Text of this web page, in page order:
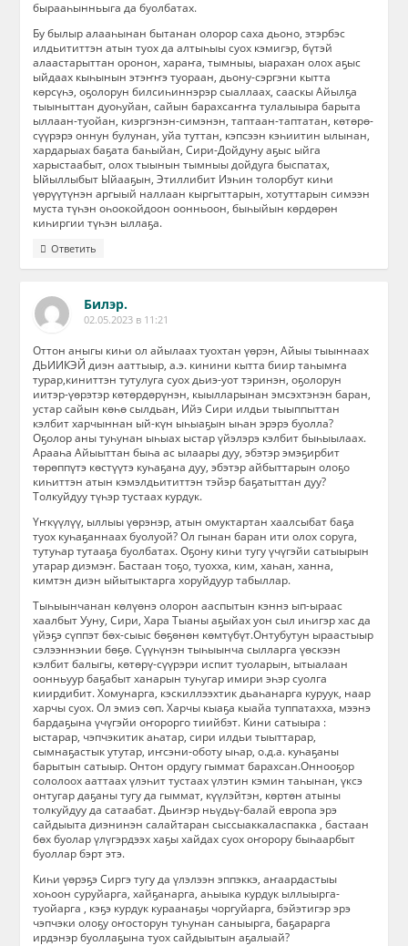
бырааһынньыга да буолбатах.
Бу былыр алааһынан бытанан олорор саха дьоно, этэрбэс
илдьититтэн атын туох да алтыһыы суох кэмигэр, бүтэй
алаастарыттан оронон, хараҥа, тымныы, ыарахан олох аҕыс
ыйдаах кыһынын этэҥҥэ туораан, дьону-сэргэни кытта
көрсүһэ, оҕолорун билсиһиннэрэр сыаллаах, сааскы Айылҕа
тыыныттан дуоһуйан, сайын барахсаҥҥа тулалыыра барыта
ыллаан-туойан, киэргэнэн-симэнэн, таптаан-таптатан, көтөрө-
сүүрэрэ оннун булунан, уйа туттан, кэпсээн кэһиитин ылынан,
хардарыах баҕата баһыйан, Сири-Дойдуну аҕыс ыйга
харыстаабыт, олох тыынын тымныы дойдуга быспатах,
Ыйыллыбыт Ыйааҕын, Этиллибит Иэһин толорбут киһи
үөрүүтүнэн аргыый наллаан кыргыттарын, хотуттарын симээн
муста түһэн оһоокойдоон оонньоон, быһыйын көрдөрөн
киһиргии түһэн ыллаҕа.
Ответить
Билэр.
02.05.2023 в 11:21
Оттон аныгы киһи ол айылаах туохтан үөрэн, Айыы тыыннаах
ДЬИИКЭЙ диэн ааттыыр, а.э. кинини кытта биир таһымҥа
турар,киниттэн тутулуга суох дьиэ-уот тэринэн, оҕолорун
иитэр-үөрэтэр көтөрдөрүнэн, кыылларынан эмсэхтэнэн баран,
устар сайын көһө сылдьан, Ийэ Сири илдьи тыыппыттан
кэлбит харчыннан ый-күн ыһыаҕын ыһан эрэрэ буолла?
Оҕолор аны туһунан ыһыах ыстар үйэлэрэ кэлбит быһыылаах.
Арааһа Айыыттан быһа ас ылаары дуу, эбэтэр эмэҕирбит
төрөппүтэ көстүүтэ куһаҕана дуу, эбэтэр айбыттарын олоҕо
киһиттэн атын кэмэлдьититтэн тэйэр баҕатыттан дуу?
Толкуйдуу түһэр тустаах курдук.
Үҥкүүлүү, ыллыы үөрэнэр, атын омуктартан хаалсыбат баҕа
туох куһаҕаннаах буолуой? Ол гынан баран ити олох соруга,
тутуһар тутааҕа буолбатах. Оҕону киһи тугу үчүгэйи сатыырын
утарар диэмэҥ. Бастаан тоҕо, туохха, ким, хаһан, ханна,
кимтэн диэн ыйытыктарга хоруйдуур табыллар.
Тыһыынчанан көлүөнэ олорон ааспытын кэннэ ып-ыраас
хаалбыт Ууну, Сири, Хара Тыаны аҕыйах уон сыл иһигэр хас да
үйэҕэ сүппэт бөх-сыыс бөҕөнөн көмтүбүт.Онтубутун ыраастыыр
сэлээннэһии бөҕө. Сүүһүнэн тыһыынча сылларга үөскээн
кэлбит балыгы, көтөрү-сүүрэри испит туоларын, ытыалаан
оонньуур баҕабыт ханарын туһугар имири эһэр суолга
киирдибит. Хомунарга, кэскиллээхтик дьаһанарга куруук, наар
харчы суох. Ол эмиэ сөп. Харчы кыаҕа кыайа туппатахха, мээнэ
бардаҕына үчүгэйи оҥорорго тиийбэт. Кини сатыыра :
ыстарар, чэпчэкитик аһатар, сири илдьи тыыттарар,
сымнаҕастык утутар, иҥсэни-оботу ыһар, о.д.а. куһаҕаны
барытын сатыыр. Онтон ордугу гыммат барахсан.Оннооҕор
сололоох ааттаах үлэһит тустаах үлэтин кэмин таһынан, үксэ
онтугар даҕаны тугу да гыммат, күүлэйтэн, көртөн атыны
толкуйдуу да сатаабат. Дьиҥэр ньүдьү-балай европа эрэ
сайдыыта диэнинэн салайтаран сыссыаккаласпакка , бастаан
бөх буолар үлүгэрдээх хаҕы хайдах суох оҥорору быһаарбыт
буоллар бэрт этэ.
Киһи үөрэҕэ Сиргэ тугу да үлэлээн эппэккэ, аҥаардастыы
хоһоон суруйарга, хайҕанарга, аһыыка курдук ыллыырга-
туойарга , кэҕэ курдук кураанаҕы чоргуйарга, бэйэтигэр эрэ
чэпчэки олоҕу оҥосторун туһунан саныырга, баҕарарга
ирдэнэр буоллаҕына туох сайдыытын аҕалыай?